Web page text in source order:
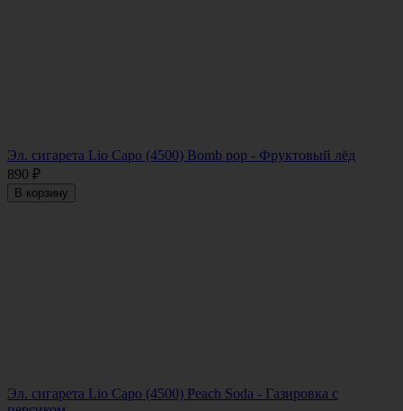
Эл. сигарета Lio Capo (4500) Bomb pop - Фруктовый лёд
890 ₽
В корзину
Эл. сигарета Lio Capo (4500) Peach Soda - Газировка с